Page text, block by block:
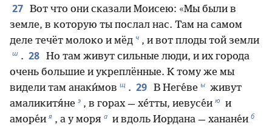
27 Вот что они сказали Моисею: «Мы были в
земле, в которую ты послал нас. Там на самом
деле течёт молоко и мёд ч , и вот плоды той земли
ш . 28 Но там живут сильные люди, и их города
очень большие и укреплённые. К тому же мы
видели там анаки́мов щ . 29 В Неге́ве ы живут
амаликитя́не э , в горах — хе́тты, иевусе́и ю и
аморе́и я , а у моря а и вдоль Иордана — ханане́и б